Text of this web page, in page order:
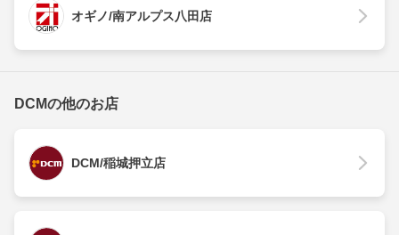
オギノ/南アルプス八田店
DCMの他のお店
DCM/稲城押立店